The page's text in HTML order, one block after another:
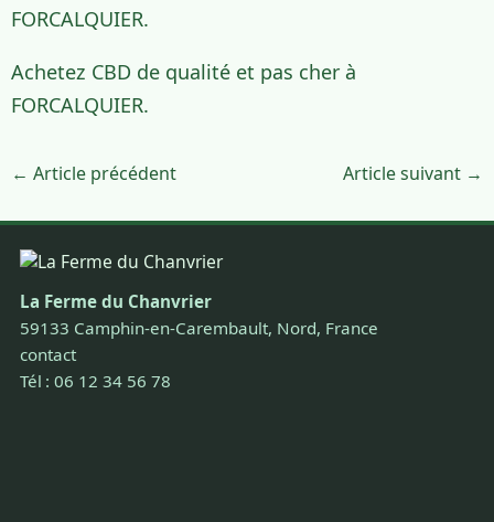
FORCALQUIER.
Achetez CBD de qualité et pas cher à
FORCALQUIER.
← Article précédent Article suivant →
La Ferme du Chanvrier
59133 Camphin-en-Carembault, Nord, France
contact
Tél : 06 12 34 56 78